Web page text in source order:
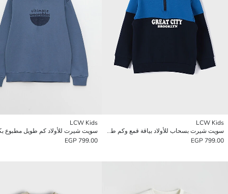
LCW Kids
سويت شيرت بسحاب للأولاد بياقة قمع وكم طويل مطبوع
799.00 EGP
LCW Kids
سويت شيرت للأولاد كم طويل مطبوع
799.00 EGP